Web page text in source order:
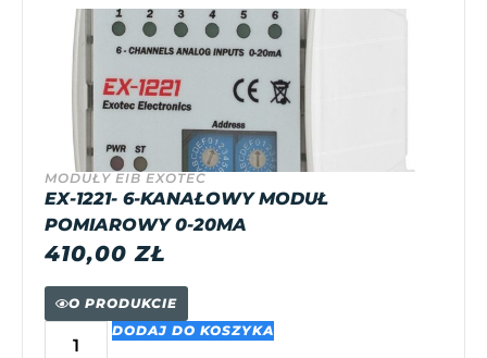
MODUŁY EIB EXOTEC
EX-1221- 6-KANAŁOWY MODUŁ
POMIAROWY 0-20MA
410,00ZŁ
O PRODUKCIE
DODAJ DO KOSZYKA